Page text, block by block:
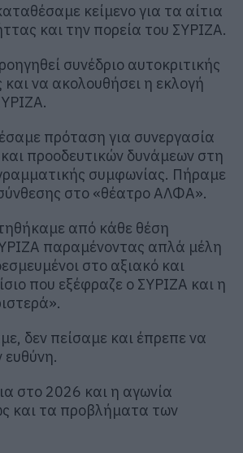
κείμενο για τα αίτια
και την πορεία του ΣΥΡΙΖΑ.
συνέδριο αυτοκριτικής
και να ακολουθήσει η εκλογή
πρόταση για συνεργασία
προοδευτικών δυνάμεων στη
συμφωνίας. Πήραμε
στο «θέατρο ΑΛΦΑ».
από κάθε θέση
παραμένοντας απλά μέλη
στο αξιακό και
που εξέφραζε ο ΣΥΡΙΖΑ και η
δεν πείσαμε και έπρεπε να
στο 2026 και η αγωνία
και τα προβλήματα των